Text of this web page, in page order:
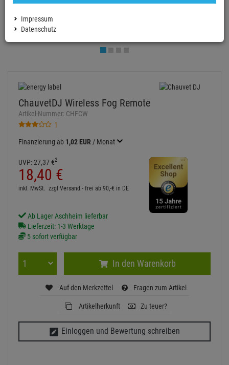
ChauvetDJ Wireless Fog Remote
Artikel-Nummer: CHFCW
1
Finanzierung ab 1,02 EUR / Monat
UVP:27,37€2
18,40 €
inkl. MwSt. zzgl Versand - frei ab 90,-€ in DE
Ab Lager Aschheim lieferbar
Lieferzeit: 1-3 Werktage
5 sofort verfügbar
In den Warenkorb
Auf den Merkzettel Fragen zum Artikel
Artikelherkunft Zu teuer?
Einloggen und Bewertung schreiben
Impressum
Datenschutz